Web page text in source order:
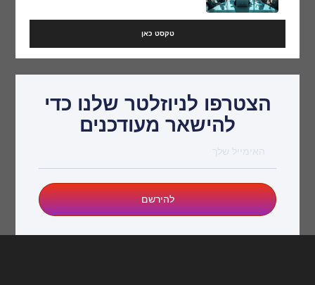
טקסט כאן
הצטרפו לניוזלטר שלנו כדי
להישאר מעודכנים
להירשם